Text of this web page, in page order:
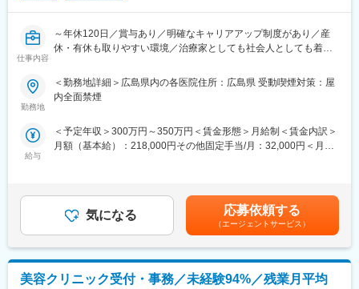
■教育体制：
・先輩スタッフによるOJT/定期面談など
■募集背景：
・地域の方により高度な医療を提供するため、より経営体制を強
※補足
ング事業に基づく求人でございます。
本求人は上記事業に基づき、地域金融機関が当該企業様の事業内
容の分析や成長可能性の評価(事業性評価)を実施し、
当該企業様の課題解決や今後のさらなる成長のために必要となる
・・・・・・・・・・・・・・
仕事内容
～年休120日／賞与あり／明確なキャリアアップ制度があり／産
休・有休も取りやすい環境／治療家としても社会人としても着実
■業務内容：
※1日患者数50～60人
◇売上に加えて治療知識や技術の習得 考え方やコミュニケーショ
ンの習得などステップアップしていくごとに治療家としても人間
としても成長できるキャリキュアラムが構築されています。
■当社の特徴：
◇広島県を中心に10拠点展開
勤務地
＜勤務地詳細＞広島県内の各医院住所：広島県 受動喫煙対策：屋
内全面禁煙
給与
＜予定年収＞300万円～350万円＜賃金形態＞月給制＜賃金内訳＞
月額（基本給）：218,000円その他固定手当/月：32,000円＜月給
気になる 応募依頼する
（エージェントサービス）
美容クリニック受付・事務／未経験94%／残業月平均